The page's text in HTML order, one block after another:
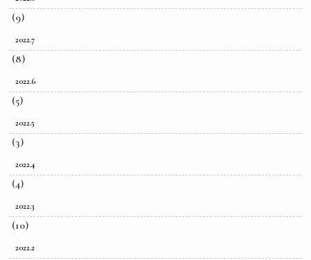
(9)
2022.7
(8)
2022.6
(5)
2022.5
(3)
2022.4
(4)
2022.3
(10)
2022.2